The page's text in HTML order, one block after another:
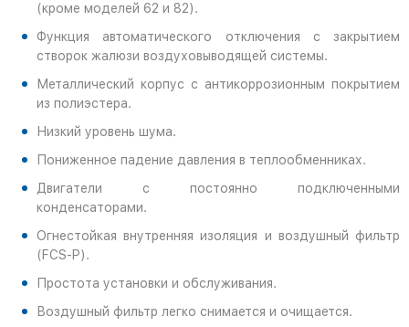
(кроме моделей 62 и 82).
Функция автоматического отключения с закрытием
створок жалюзи воздуховыводящей системы.
Металлический корпус с антикоррозионным покрытием
из полиэстера.
Низкий уровень шума.
Пониженное падение давления в теплообменниках.
Двигатели с постоянно подключенными
конденсаторами.
Огнестойкая внутренняя изоляция и воздушный фильтр
(FCS-P).
Простота установки и обслуживания.
Воздушный фильтр легко снимается и очищается.